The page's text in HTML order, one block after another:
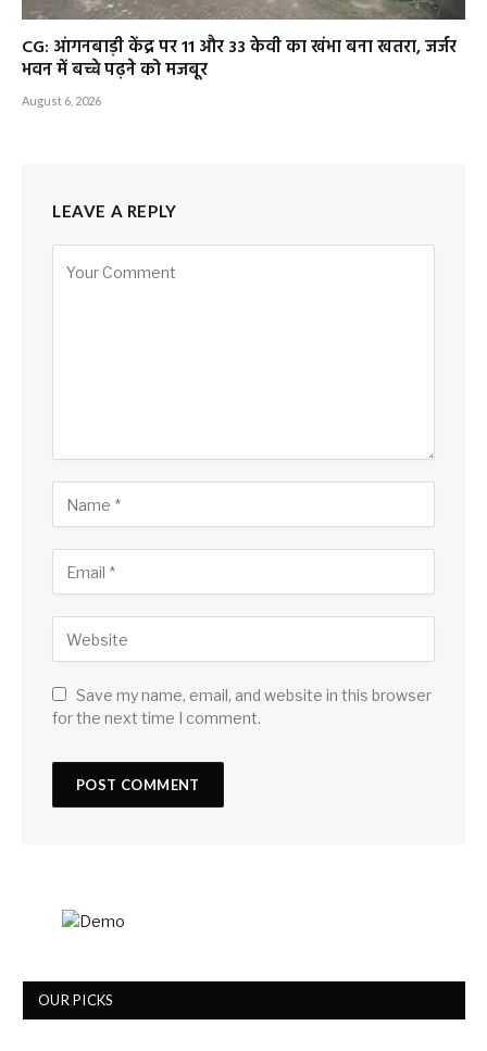
CG: आंगनबाड़ी केंद्र पर 11 और 33 केवी का खंभा बना खतरा, जर्जर
भवन में बच्चे पढ़ने को मजबूर
August 6, 2026
LEAVE A REPLY
Save my name, email, and website in this browser
for the next time I comment.
OUR PICKS